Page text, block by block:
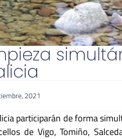
2021
participarán de forma
de Vigo, Tomiño,